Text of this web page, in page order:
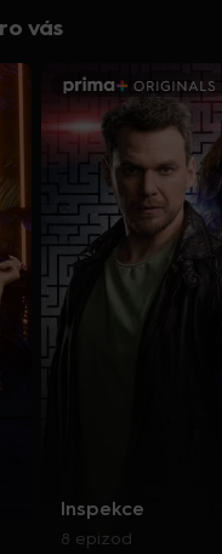
vás
Inspekce
8 epizod